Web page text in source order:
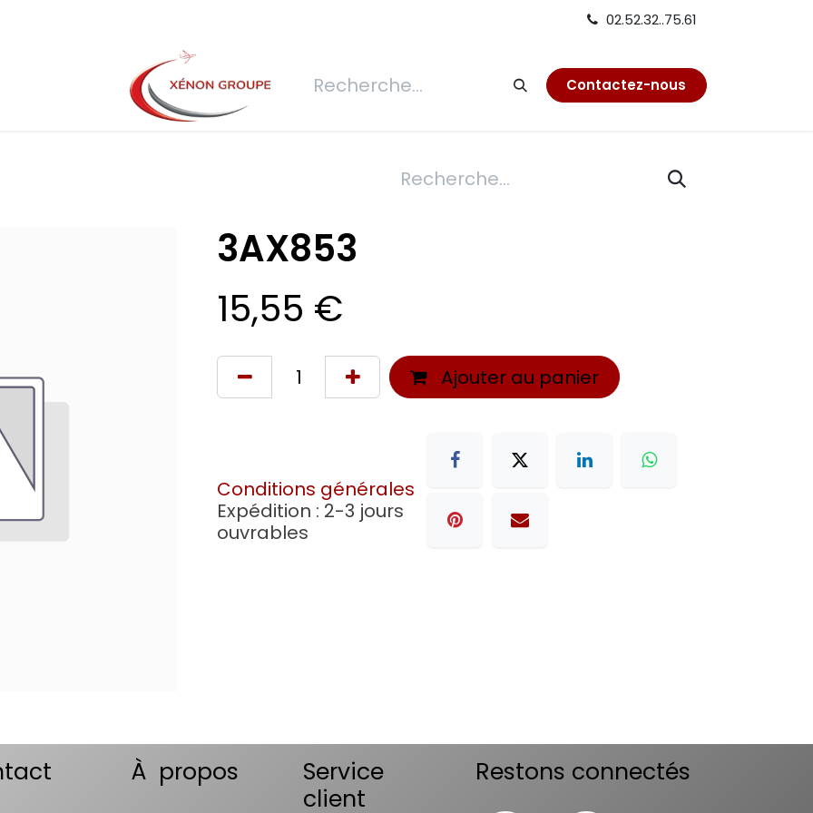
02.52.32..75.61
Demande de devis Connexion Réfection Contactez-nous
3AX853
15,55 €
Ajouter au panier
Conditions générales
Expédition : 2-3 jours
ouvrables
À propos
Service
client
Restons connectés